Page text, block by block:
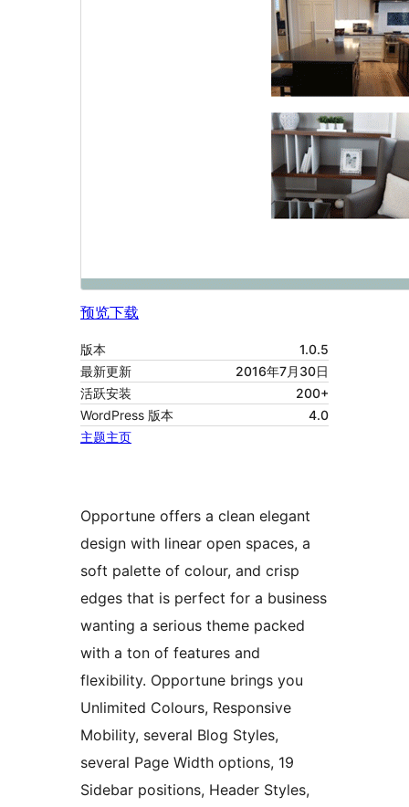
预览下载
版本
1.0.5
最新更新
2016年7月30日
活跃安装
200+
WordPress 版本
4.0
主题主页
Opportune offers a clean elegant
design with linear open spaces, a
soft palette of colour, and crisp
edges that is perfect for a business
wanting a serious theme packed
with a ton of features and
flexibility. Opportune brings you
Unlimited Colours, Responsive
Mobility, several Blog Styles,
several Page Width options, 19
Sidebar positions, Header Styles,